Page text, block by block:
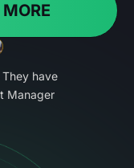
have
Manager